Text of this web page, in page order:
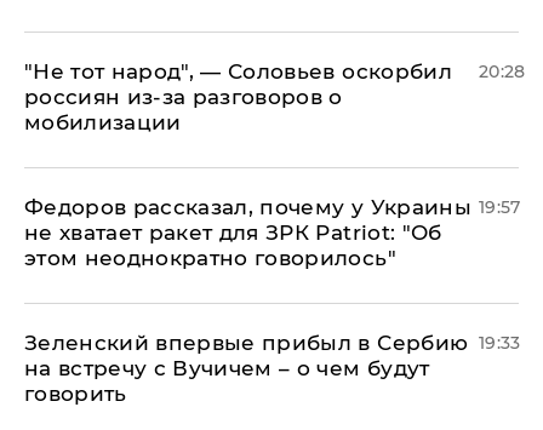
​"Не тот народ", — Соловьев оскорбил
россиян из-за разговоров о
мобилизации
20:28
Федоров рассказал, почему у Украины
не хватает ракет для ЗРК Patriot: "Об
этом неоднократно говорилось"
19:57
Зеленский впервые прибыл в Сербию
на встречу с Вучичем – о чем будут
говорить
19:33